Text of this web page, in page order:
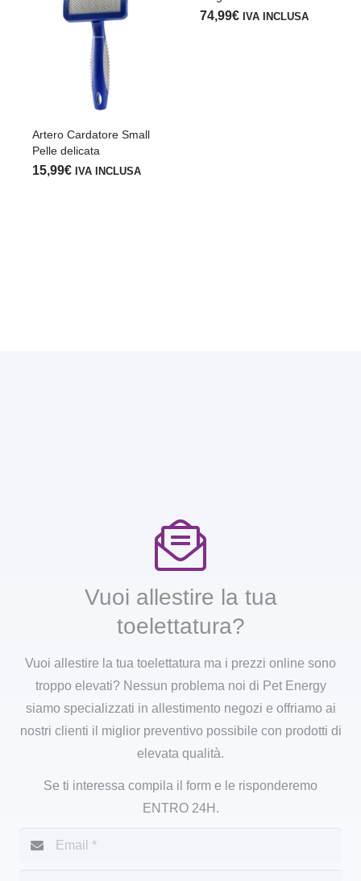
Artero Cardatore Small
Pelle delicata
15,99€ IVA INCLUSA
74,99€ IVA INCLUSA
Vuoi allestire la tua
toelettatura?
Vuoi allestire la tua toelettatura ma i prezzi online sono
troppo elevati? Nessun problema noi di Pet Energy
siamo specializzati in allestimento negozi e offriamo ai
nostri clienti il miglior preventivo possibile con prodotti di
elevata qualità.
Se ti interessa compila il form e le risponderemo
ENTRO 24H.